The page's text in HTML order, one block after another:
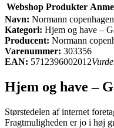
Webshop Produkter
Navn: Normann
Kategori: Hjem og have –
Producent: Normann
Varenummer: 303356
EAN: 5712396002012
Hjem og have –
Størstedelen af internet
Fragtmuligheden er jo i høj